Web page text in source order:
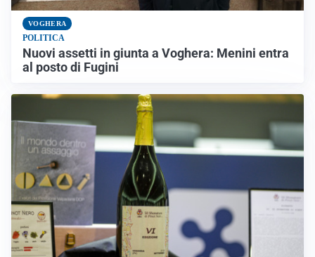
VOGHERA
POLITICA
Nuovi assetti in giunta a Voghera: Menini entra
al posto di Fugini